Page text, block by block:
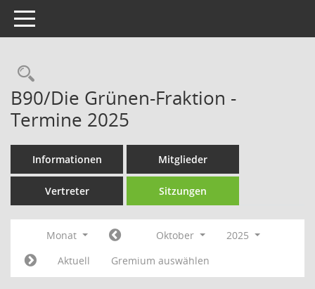
Toggle navigation
Rechercheauswahl
B90/Die Grünen-Fraktion -
Termine 2025
Informationen Mitglieder
Vertreter Sitzungen
Monat Oktober
2025
Aktuell
Gremium auswählen